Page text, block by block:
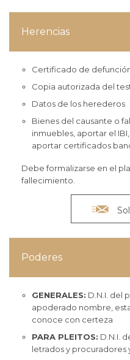
Herencias
Certificado de
Copia autorizada del
Datos de los herederos
Bienes del causante o
inmuebles, aportar el
aportar certificados
Debe formalizarse en el
fallecimiento.

Poderes
GENERALES: D.N.I. del
apoderado nombre,
conoce con certeza
PARA PLEITOS: D.N.I.
letrados y